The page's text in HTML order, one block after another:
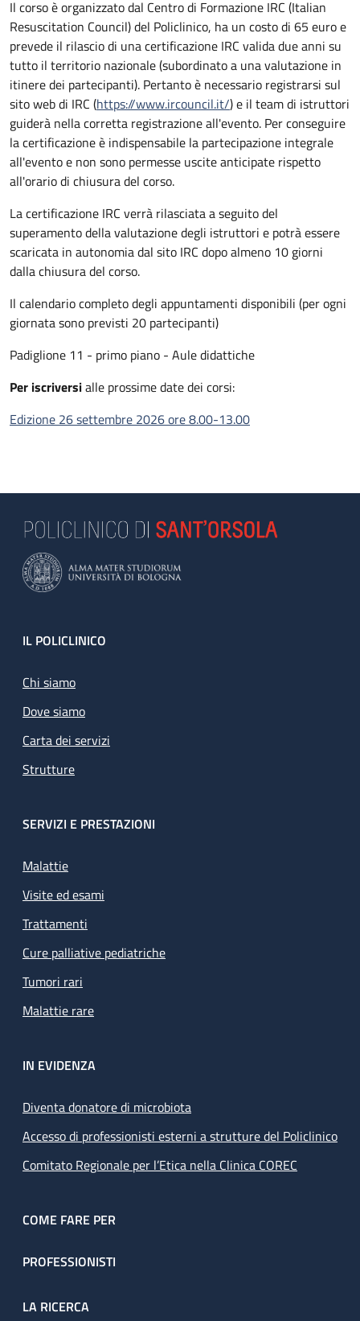
Il corso è organizzato dal Centro di Formazione IRC (Italian
Resuscitation Council) del Policlinico, ha un costo di 65 euro e
prevede il rilascio di una certificazione IRC valida due anni su
tutto il territorio nazionale (subordinato a una valutazione in
itinere dei partecipanti). Pertanto è necessario registrarsi sul
sito web di IRC (https://www.ircouncil.it/) e il team di istruttori
guiderà nella corretta registrazione all'evento. Per conseguire
la certificazione è indispensabile la partecipazione integrale
all'evento e non sono permesse uscite anticipate rispetto
all'orario di chiusura del corso.
La certificazione IRC verrà rilasciata a seguito del
superamento della valutazione degli istruttori e potrà essere
scaricata in autonomia dal sito IRC dopo almeno 10 giorni
dalla chiusura del corso.
Il calendario completo degli appuntamenti disponibili (per ogni
giornata sono previsti 20 partecipanti)
Padiglione 11 - primo piano - Aule didattiche
Per iscriversialle prossime date dei corsi:
Edizione 26 settembre 2026 ore 8.00-13.00
Footer
IL POLICLINICO
Chi siamo
Dove siamo
Carta dei servizi
Strutture
SERVIZI E PRESTAZIONI
Malattie
Visite ed esami
Trattamenti
Cure palliative pediatriche
Tumori rari
Malattie rare
IN EVIDENZA
Diventa donatore di microbiota
Accesso di professionisti esterni a strutture del Policlinico
Comitato Regionale per l’Etica nella Clinica COREC
COME FARE PER
PROFESSIONISTI
LA RICERCA